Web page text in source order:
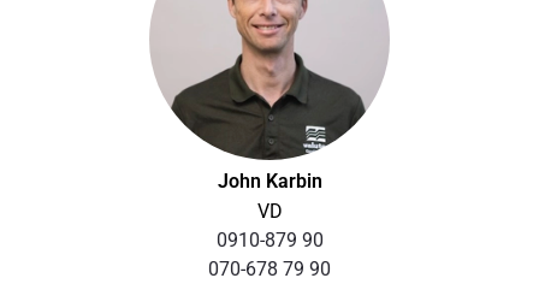
John Karbin
VD
0910-879 90
070-678 79 90